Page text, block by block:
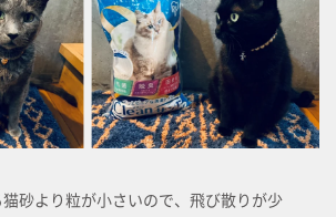
砂より粒が小さいので、飛び散りが少